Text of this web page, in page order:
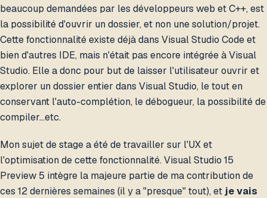
beaucoup demandées par les développeurs web et C++, est
la possibilité d'ouvrir un dossier, et non une solution/projet.
Cette fonctionnalité existe déjà dans Visual Studio Code et
bien d'autres IDE, mais n'était pas encore intégrée à Visual
Studio. Elle a donc pour but de laisser l'utilisateur ouvrir et
explorer un dossier entier dans Visual Studio, le tout en
conservant l'auto-complétion, le débogueur, la possibilité de
compiler…etc.
Mon sujet de stage a été de travailler sur l'UX et
l'optimisation de cette fonctionnalité. Visual Studio 15
Preview 5 intègre la majeure partie de ma contribution de
ces 12 dernières semaines (il y a "presque" tout), et je vais